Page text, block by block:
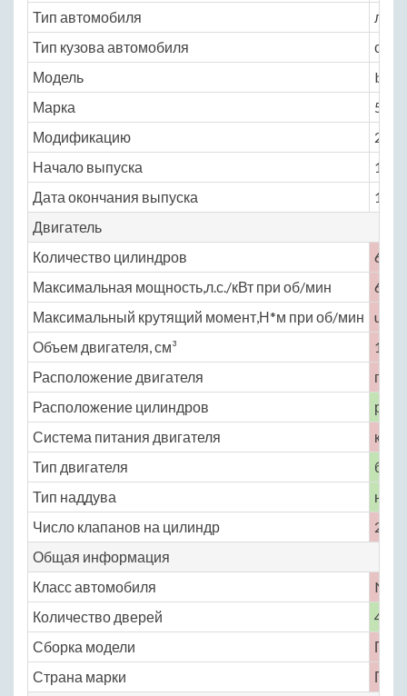
Тип автомобиля
Тип кузова автомобиля
Модель
bmw
Марка
501
Модификацию
2.0
Начало выпуска
1952
Дата окончания выпуска
1958
Двигатель
Количество цилиндров
6
Максимальная мощность,л.с./кВт при об/мин
65 /
Максимальный крутящий момент,Н*м при об/мин
Объем двигателя, см³
1971
Расположение двигателя
Расположение цилиндров
Система питания двигателя
Тип двигателя
Тип наддува
нет
Число клапанов на цилиндр
2
Общая информация
Класс автомобиля
No
Количество дверей
4
Сборка модели
Страна марки